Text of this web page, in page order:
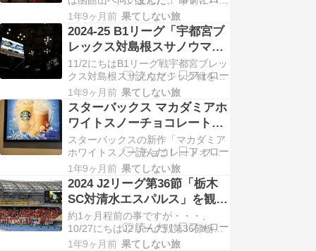
で、一口目からスト…
の時刻は確認していたので、函館駅
を出発する前にバス停へ向いまし
た。 （函館駅からのバス時刻表で
す） 函館駅やベイエリアから山頂ま
で、4月中旬から11月初旬まで運行
される函館山山頂行きの観光路線バ
スになります。料…
1年9ヶ月前 果てしない旅
2024-25 B1リーグ「宇都宮ブ
レックス対島根スサノウマジ
ック」戦を観戦に
11/2にちはB1リーグ戦宇都宮ブレッ
クス対島根スサノウマジック戦を観
戦してきました。 （会場はブレック
スアリーナ宇都宮） （試合前に行な
われるサイドラインレポートです）
上記写真の試合前に行なわれる「サ
イドラインレポート」では試合前の
選手の声を届けます。当日の観戦席
はコートサ…
1年9ヶ月前 果てしない旅
スターバックス マカダミアホ
ワイトスノーチョコレートフ
ラペチーノ
スターバックスの新作「マカダミア
ホワイトスノー チョコレート フラ
ペチーノ」を飲んでみました。 “白
からの贈り物”をコンセプトに、ホワ
イトチョコレートにマカダミアナッ
ツの香りをアクセントに効かせたフ
ラペチーノです。ホワイト＆ブルー
のきらめきは、ホリデーにきらきら
と舞い降りた初…
1年9ヶ月前 果てしない旅
2024 J2リーグ第36節「栃木
SC対清水エスパルス」を観戦
に
約1ヶ月程前の事ですが・・・、
10/27にちはJ2リーグ戦第36節栃木
SC対清水エスパルスを観戦してきま
1年9ヶ月前 果てしない旅